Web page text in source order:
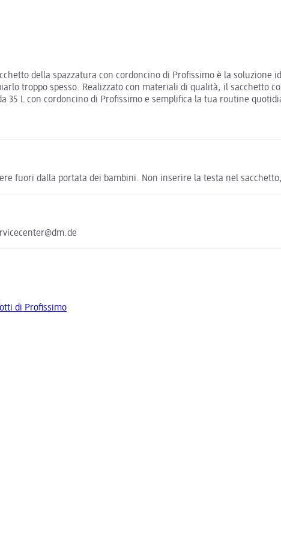
della spazzatura con cordoncino di Profissimo è la soluzione
troppo spesso. Realizzato con materiali di qualità, il sacchetto
35 L con cordoncino di Profissimo e semplifica la tua routine
fuori dalla portata dei bambini. Non inserire la testa nel
di Profissimo